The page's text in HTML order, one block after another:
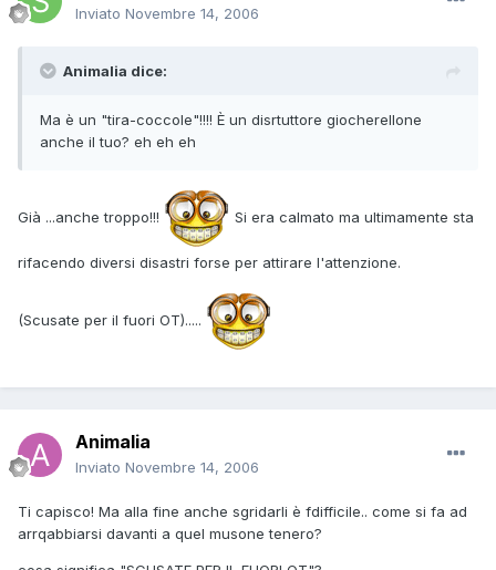
Inviato Novembre 14, 2006
Animalia dice:
Ma è un "tira-coccole"!!!! È un disrtuttore giocherellone
anche il tuo? eh eh eh
Già ...anche troppo!!! Si era calmato ma ultimamente sta
rifacendo diversi disastri forse per attirare l'attenzione.
(Scusate per il fuori OT).....
Animalia
Inviato Novembre 14, 2006
Ti capisco! Ma alla fine anche sgridarli è fdifficile.. come si fa ad
arrqabbiarsi davanti a quel musone tenero?